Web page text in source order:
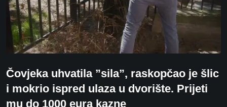
Čovjeka uhvatila ”sila”, raskopčao je šlic
i mokrio ispred ulaza u dvorište. Prijeti
mu do 1000 eura kazne